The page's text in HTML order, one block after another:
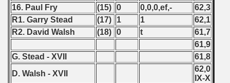
16. Paul Fry
(15) 0 0,0,0,ef,-
62,3
R1. Garry Stead
(17) 1 1
62,1
R2. David Walsh
(18) 0 t
61,7
61,9
G. Stead - XVII
61,8
D. Walsh - XVII
62,0
IX-X
1986
- 1988
- 1989